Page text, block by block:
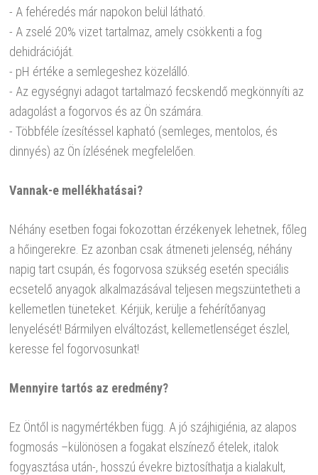
- A fehéredés már napokon belül látható.
- A zselé 20% vizet tartalmaz, amely csökkenti a fog
dehidrációját.
- pH értéke a semlegeshez közelálló.
- Az egységnyi adagot tartalmazó fecskendő megkönnyíti az
adagolást a fogorvos és az Ön számára.
- Többféle ízesítéssel kapható (semleges, mentolos, és
dinnyés) az Ön ízlésének megfelelően.
Vannak-e mellékhatásai?
Néhány esetben fogai fokozottan érzékenyek lehetnek, főleg
a hőingerekre. Ez azonban csak átmeneti jelenség, néhány
napig tart csupán, és fogorvosa szükség esetén speciális
ecsetelő anyagok alkalmazásával teljesen megszüntetheti a
kellemetlen tüneteket. Kérjük, kerülje a fehérítőanyag
lenyelését! Bármilyen elváltozást, kellemetlenséget észlel,
keresse fel fogorvosunkat!
Mennyire tartós az eredmény?
Ez Öntől is nagymértékben függ. A jó szájhigiénia, az alapos
fogmosás –különösen a fogakat elszínező ételek, italok
fogyasztása után-, hosszú évekre biztosíthatja a kialakult,